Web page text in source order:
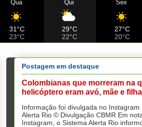
Qua
31°C
23°C
Qui
29°C
22°C
Sex
27°C
20°C
Postagem em destaque
Colombianas que morreram na
helicóptero eram avó, mãe e filha
Informação foi divulgada no Instagram
Alerta Rio © Divulgação CBMR Em
Instagram, o Sistema Alerta Rio